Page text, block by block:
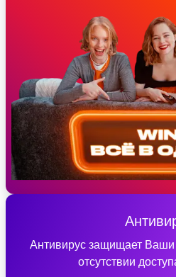
Антивирус защищает Ваши
отсутствии